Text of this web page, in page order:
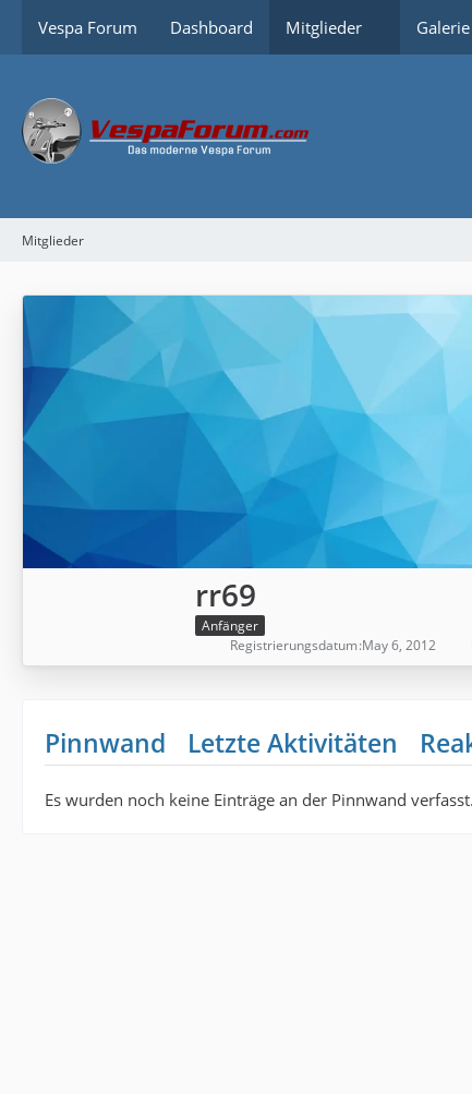
Vespa Forum Dashboard Mitglieder Galerie
Mitglieder
rr69
Anfänger
Registrierungsdatum May 6, 2012
Pinnwand Letzte Aktivitäten
Es wurden noch keine Einträge an der Pinnwand verfasst.